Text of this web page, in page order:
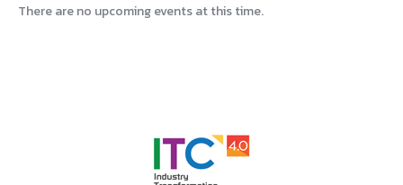
There are no upcoming events at this time.